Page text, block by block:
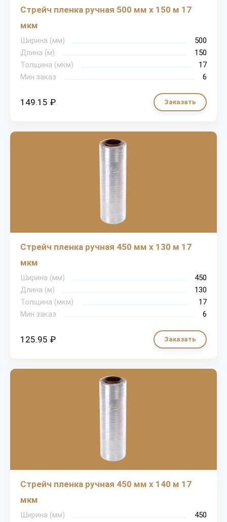
Стрейч пленка ручная 500 мм х 150 м 17
мкм
Ширина (мм)
500
Длина (м)
150
Толщина (мкм)
17
Мин.заказ
6
149.15 ₽ Заказать
Стрейч пленка ручная 450 мм х 130 м 17
мкм
Ширина (мм)
450
Длина (м)
130
Толщина (мкм)
17
Мин.заказ
6
125.95 ₽ Заказать
Стрейч пленка ручная 450 мм х 140 м 17
мкм
Ширина (мм)
450